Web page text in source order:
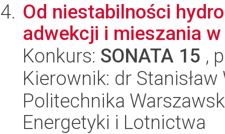
Od niestabilności
adwekcji i mieszania
Konkurs: SONATA 15 ,
Kierownik: dr
Politechnika
Energetyki i Lotnictwa